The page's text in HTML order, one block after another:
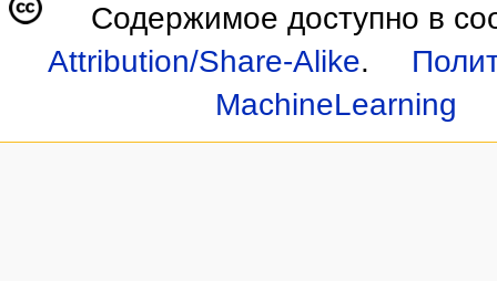
Содержимое доступно в
Attribution/Share-Alike.
MachineLearning